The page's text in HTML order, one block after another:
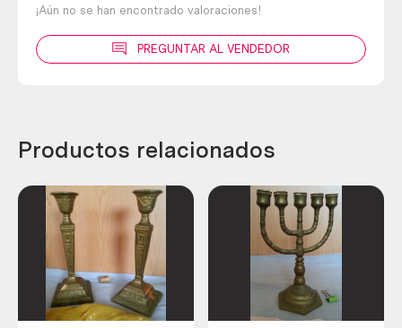
¡Aún no se han encontrado valoraciones!
PREGUNTAR AL VENDEDOR
Productos relacionados